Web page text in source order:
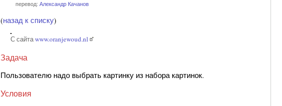
перевод: Александр Качанов
(назад к списку)
С сайтаwww.oranjewoud.nl
Задача
Пользователю надо выбрать картинку из набора картинок.
Условия